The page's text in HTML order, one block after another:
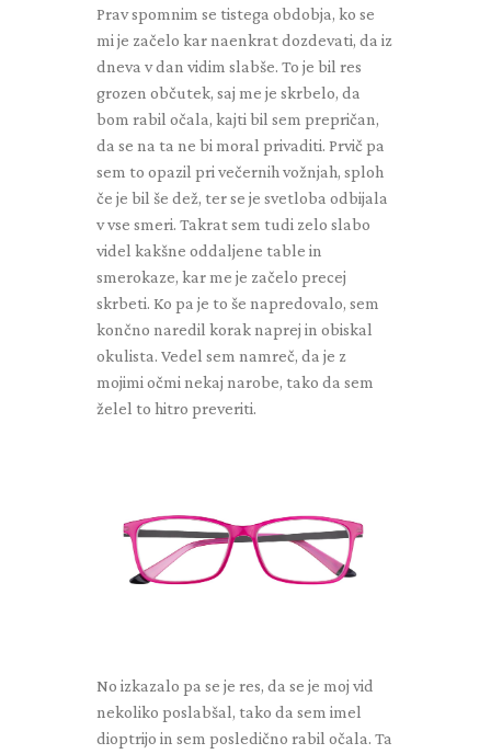
Prav spomnim se tistega obdobja, ko se
mi je začelo kar naenkrat dozdevati, da iz
dneva v dan vidim slabše. To je bil res
grozen občutek, saj me je skrbelo, da
bom rabil očala, kajti bil sem prepričan,
da se na ta ne bi moral privaditi. Prvič pa
sem to opazil pri večernih vožnjah, sploh
če je bil še dež, ter se je svetloba odbijala
v vse smeri. Takrat sem tudi zelo slabo
videl kakšne oddaljene table in
smerokaze, kar me je začelo precej
skrbeti. Ko pa je to še napredovalo, sem
končno naredil korak naprej in obiskal
okulista. Vedel sem namreč, da je z
mojimi očmi nekaj narobe, tako da sem
želel to hitro preveriti.
No izkazalo pa se je res, da se je moj vid
nekoliko poslabšal, tako da sem imel
dioptrijo in sem posledično rabil očala. Ta